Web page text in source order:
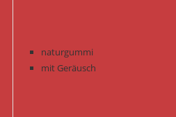
naturgummi
mit Geräusch